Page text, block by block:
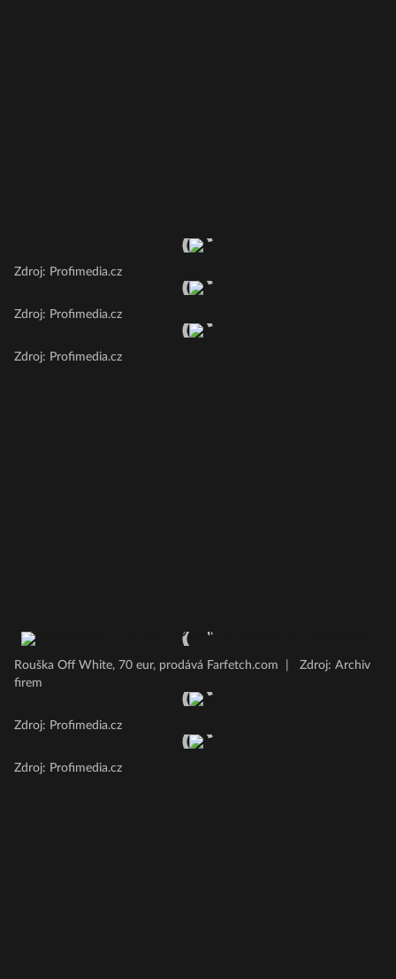
Zdroj: Profimedia.cz
Zdroj: Profimedia.cz
Zdroj: Profimedia.cz
Rouška Off White, 70 eur, prodává Farfetch.com
Zdroj: Archiv
firem
Zdroj: Profimedia.cz
Zdroj: Profimedia.cz